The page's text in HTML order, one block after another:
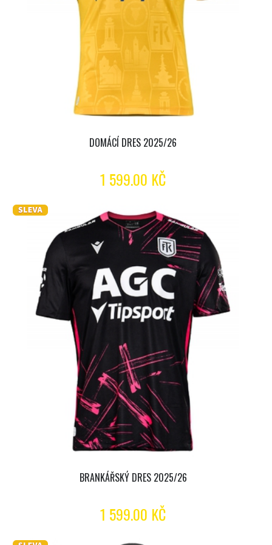
DOMÁCÍ DRES 2025/26
1 599.00 KČ
BRANKÁŘSKÝ DRES 2025/26
1 599.00 KČ